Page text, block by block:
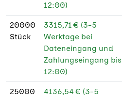
12:00)
20000
Stück
3315,71 € (3-5
Werktage bei
Dateneingang und
Zahlungseingang bis
12:00)
25000
4136,54 € (3-5